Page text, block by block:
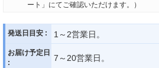
ート」にてご確認いただけます。）
発送日目安 : 1～2営業日。
お届け予定日
:
7～20営業日。